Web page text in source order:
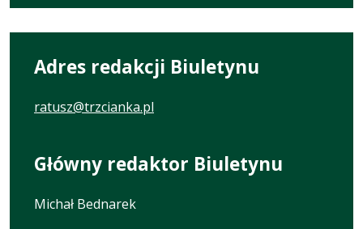
Adres redakcji Biuletynu
ratusz@trzcianka.pl
Główny redaktor Biuletynu
Michał Bednarek